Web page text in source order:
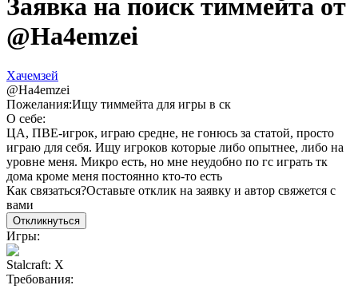
Заявка на поиск тиммейта от
@Ha4emzei
Хачемзей
@Ha4emzei
Пожелания:Ищу тиммейта для игры в ск
О себе:
ЦА, ПВЕ-игрок, играю средне, не гонюсь за статой, просто
играю для себя. Ищу игроков которые либо опытнее, либо на
уровне меня. Микро есть, но мне неудобно по гс играть тк
дома кроме меня постоянно кто-то есть
Как связаться?Оставьте отклик на заявку и автор свяжется с
вами
Откликнуться
Игры:
Stalcraft: X
Требования: